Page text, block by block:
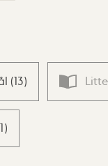
(13)
1)